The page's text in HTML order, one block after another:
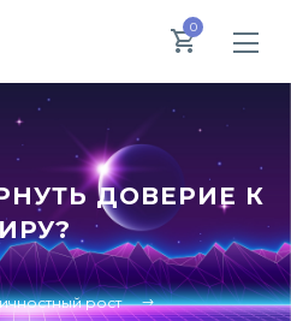
0
ДОВЕРИЕ К
рост